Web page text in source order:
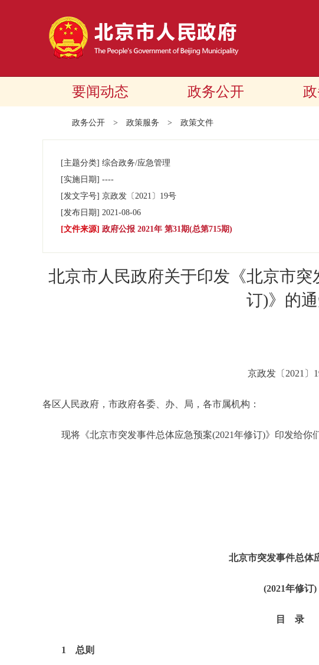
要闻动态 政务公开
政务公开 > 政策服务 > 政策文件
[主题分类] 综合政务/应急管理
[实施日期] ----
[发文字号] 京政发 〔2021〕 19号
[发布日期] 2021-08-06
[文件来源] 政府公报 2021年 第31期(总第715期)
北京市人民政府关于印发《北京市突
订)》的
京政发〔2021〕
各区人民政府，市政府各委、办、局，各市属机构：
现将《北京市突发事件总体应急预案(2021年修订)》印发给你们
北京市突发事件总体
(2021年修订)
目 录
1 总则